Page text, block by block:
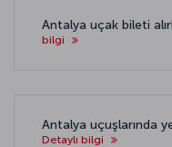
Antalya uçak bileti
bilgi
Antalya uçuşlarında
Detaylı bilgi